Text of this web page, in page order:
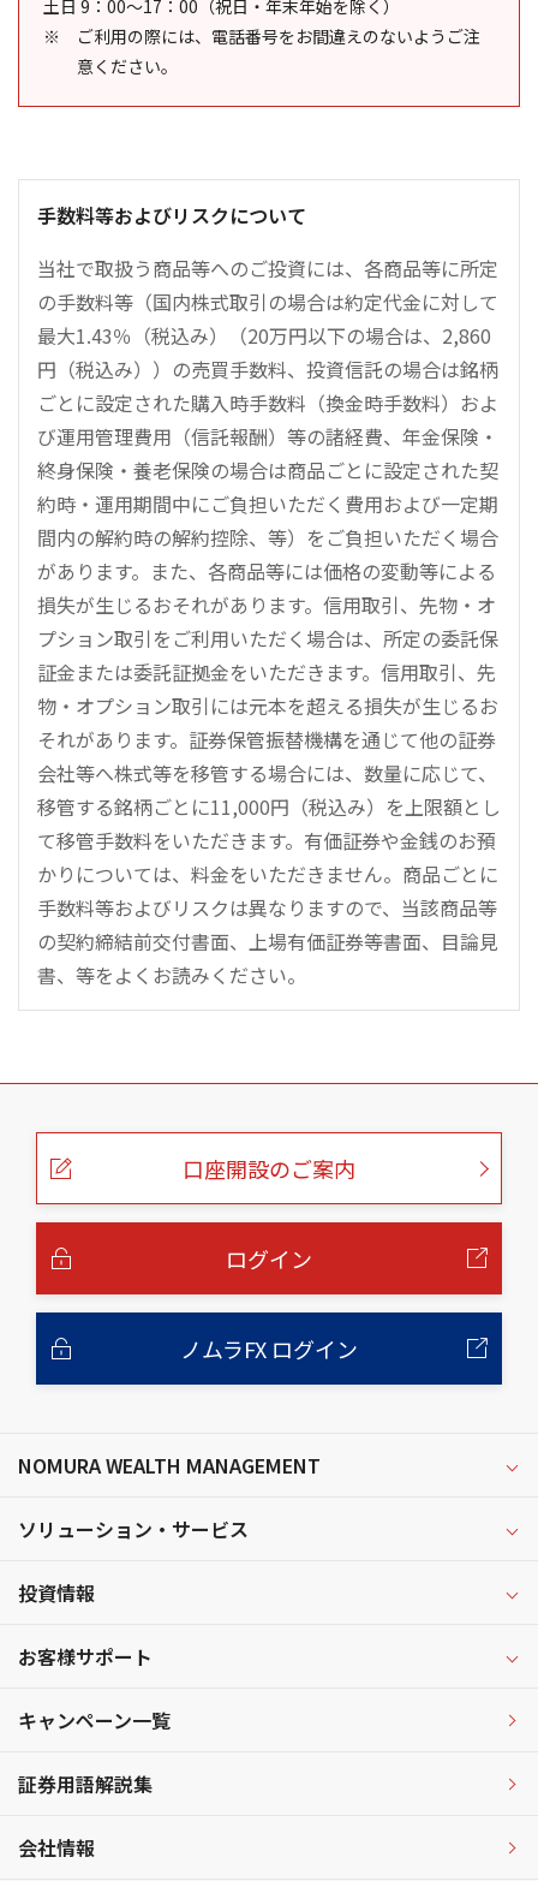
土日 9：00～17：00（祝日・年末年始を除く）
ご利用の際には、電話番号をお間違えのないようご注
意ください。
手数料等およびリスクについて
当社で取扱う商品等へのご投資には、各商品等に所定
の手数料等（国内株式取引の場合は約定代金に対して
最大1.43％（税込み）（20万円以下の場合は、2,860
円（税込み））の売買手数料、投資信託の場合は銘柄
ごとに設定された購入時手数料（換金時手数料）およ
び運用管理費用（信託報酬）等の諸経費、年金保険・
終身保険・養老保険の場合は商品ごとに設定された契
約時・運用期間中にご負担いただく費用および一定期
間内の解約時の解約控除、等）をご負担いただく場合
があります。また、各商品等には価格の変動等による
損失が生じるおそれがあります。信用取引、先物・オ
プション取引をご利用いただく場合は、所定の委託保
証金または委託証拠金をいただきます。信用取引、先
物・オプション取引には元本を超える損失が生じるお
それがあります。証券保管振替機構を通じて他の証券
会社等へ株式等を移管する場合には、数量に応じて、
移管する銘柄ごとに11,000円（税込み）を上限額とし
て移管手数料をいただきます。有価証券や金銭のお預
かりについては、料金をいただきません。商品ごとに
手数料等およびリスクは異なりますので、当該商品等
の契約締結前交付書面、上場有価証券等書面、目論見
書、等をよくお読みください。
こ
口座開設のご案内
ログイン
ノムラFX ログイン
NOMURA WEALTH MANAGEMENT
ソリューション・サービス
投資情報
お客様サポート
キャンペーン一覧
証券用語解説集
会社情報